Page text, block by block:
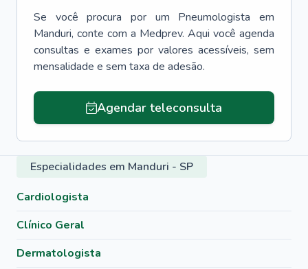
Se você procura por um Pneumologista
em
Manduri, conte com a Medprev. Aqui você agenda
consultas e exames por valores acessíveis, sem
mensalidade e sem taxa de adesão.
Agendar teleconsulta
Especialidades em Manduri - SP
Cardiologista
Clínico Geral
Dermatologista